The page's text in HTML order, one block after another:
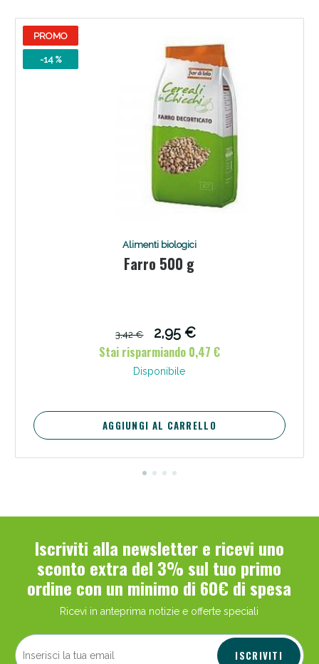
PROMO
-14 %
Alimenti biologici
Farro 500 g
3,42 €
2,95 €
Stai risparmiando 0,47 €
Disponibile
AGGIUNGI AL CARRELLO
Iscriviti alla newsletter e ricevi uno
sconto extra del 3% sul tuo primo
ordine con un minimo di 60€ di spesa
Ricevi in anteprima notizie e offerte speciali
ISCRIVITI
Benessere Intestinale: Sconto fino al 55% valido
oggi!
Scopri le offerte di Oggi